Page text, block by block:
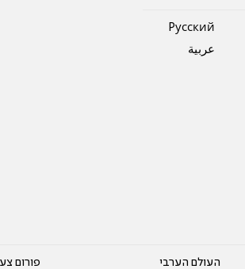
Pусский
عربية
העולם הערבי
פורום